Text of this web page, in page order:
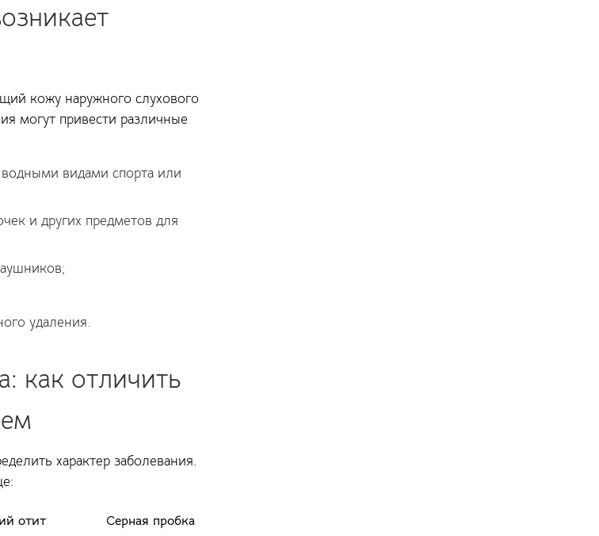
кожу наружного слухового
могут привести различные
видами спорта или
и других предметов для
удаления.
как отличить
характер заболевания.
отит Серная пробка